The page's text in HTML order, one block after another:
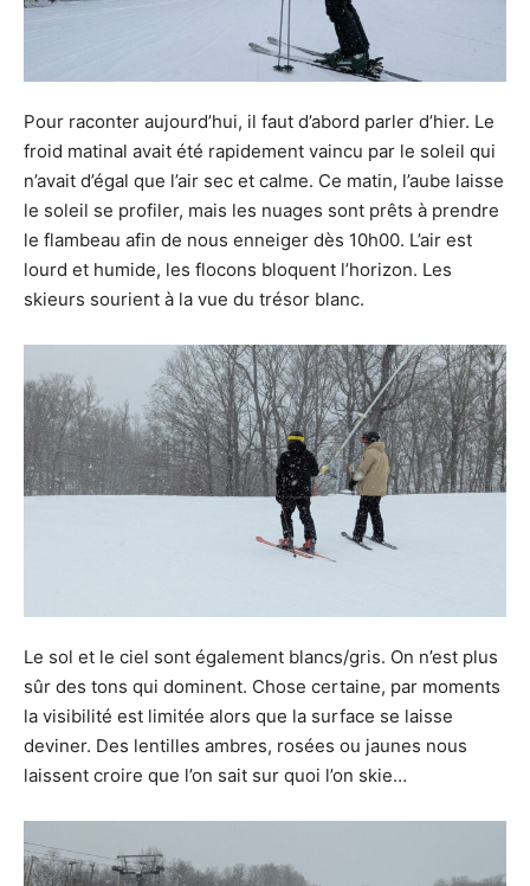
Pour raconter aujourd’hui, il faut d’abord parler d’hier. Le
froid matinal avait été rapidement vaincu par le soleil qui
n’avait d’égal que l’air sec et calme. Ce matin, l’aube laisse
le soleil se profiler, mais les nuages sont prêts à prendre
le flambeau afin de nous enneiger dès 10h00. L’air est
lourd et humide, les flocons bloquent l’horizon. Les
skieurs sourient à la vue du trésor blanc.
Le sol et le ciel sont également blancs/gris. On n’est plus
sûr des tons qui dominent. Chose certaine, par moments
la visibilité est limitée alors que la surface se laisse
deviner. Des lentilles ambres, rosées ou jaunes nous
laissent croire que l’on sait sur quoi l’on skie…